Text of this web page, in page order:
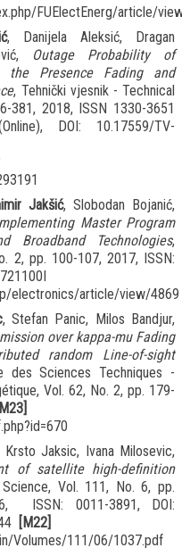
FUElectEnerg/article/
, Danijela Aleksić, Dragan
Outage Probability of
the Presence Fading and
, Tehnički vjesnik - Technical
381, 2018, ISSN 1330-3651
DOI: 10.17559/TV-
Jakšić, Slobodan Bojanić,
Master Program
Broadband Technologies,
2, pp. 100-107, 2017, ISSN:
electronics/article/view/4869
, Stefan Panic, Milos Bandjur,
over kappa-mu Fading
random Line-of-sight
des Sciences Techniques -
Vol. 62, No. 2, pp. 179-
[M23]
Jaksic, Ivana Milosevic,
of satellite high-definition
Vol. 111, No. 6, pp.
ISSN: 0011-3891, DOI:
[M22]
Volumes/111/06/1037.pdf